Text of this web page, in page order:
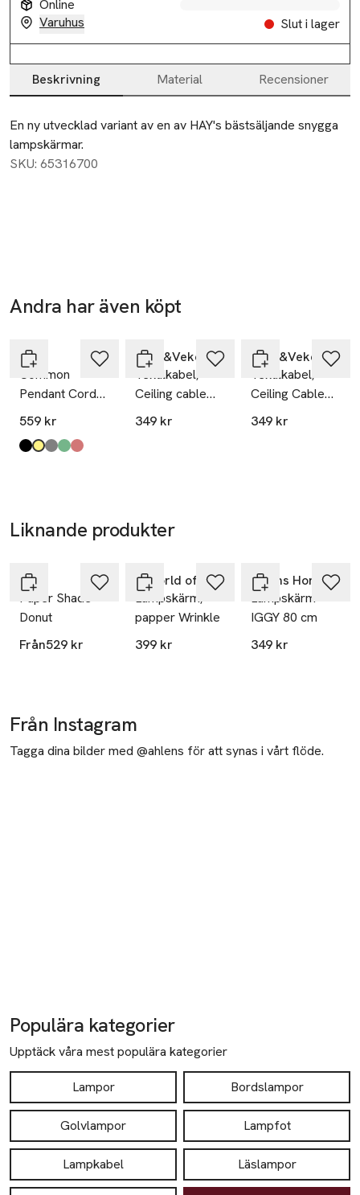
Online
Varuhus
Slut i lager
Beskrivning Material Recensioner
Beskrivning
En ny utvecklad variant av en av HAY's bästsäljande snygga
lampskärmar.
SKU: 65316700
Andra har även köpt
HAY
Common
Pendant Cord
set
559 kr
Produkten finns i färgerna:
Soft Black,
Amber Yellow
Beton Grey,
Garden Green
Rusty Red,
Watt&Veke
Textilkabel,
Ceiling cable
E27
349 kr
Watt&Veke
Textilkabel,
Ceiling Cable
E27
349 kr
Liknande produkter
HAY
Paper Shade
Donut
Från529 kr
A World of Craft
Lampskärm,
papper Wrinkle
399 kr
Åhléns Home
Lampskärm
IGGY 80 cm
349 kr
Från Instagram
Tagga dina bilder med @ahlens för att synas i vårt flöde.
Populära kategorier
Upptäck våra mest populära kategorier
Lampor Bordslampor
Golvlampor Lampfot
Lampkabel Läslampor